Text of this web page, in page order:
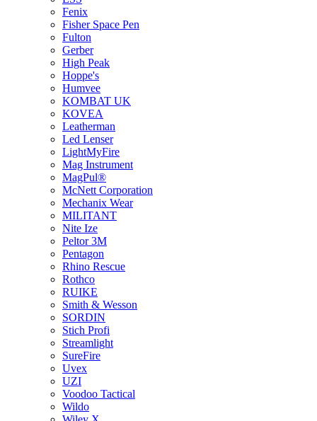
Fenix
Fisher Space Pen
Fulton
Gerber
High Peak
Hoppe's
Humvee
KOMBAT UK
KOVEA
Leatherman
Led Lenser
LightMyFire
Mag Instrument
MagPul®
McNett Corporation
Mechanix Wear
MILITANT
Nite Ize
Peltor 3M
Pentagon
Rhino Rescue
Rothco
RUIKE
Smith & Wesson
SORDIN
Stich Profi
Streamlight
SureFire
Uvex
UZI
Voodoo Tactical
Wildo